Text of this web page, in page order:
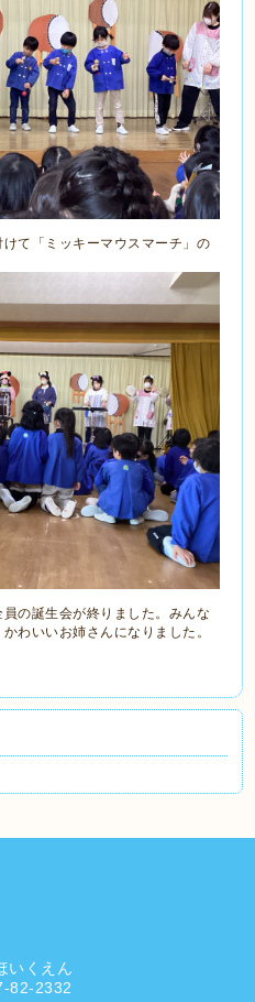
て「ミッキーマウスマーチ」の
の誕生会が終りました。みんな
わいいお姉さんになりました。
いくえん
82-2332